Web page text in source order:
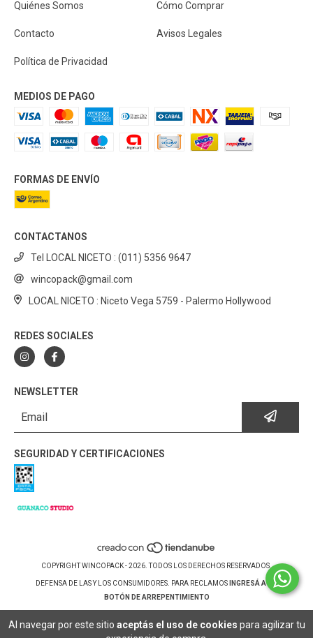
Al navegar por este sitio aceptás el uso de cookies para agilizar tu
Quiénes Somos Cómo Comprar
Contacto Avisos Legales
Política de Privacidad
MEDIOS DE PAGO
FORMAS DE ENVÍO
CONTACTANOS
Tel LOCAL NICETO : (011) 5356 9647
wincopack@gmail.com
LOCAL NICETO : Niceto Vega 5759 - Palermo Hollywood
REDES SOCIALES
NEWSLETTER
SEGURIDAD Y CERTIFICACIONES
COPYRIGHT WINCOPACK - 2026. TODOS LOS DERECHOS RESERVADOS.
DEFENSA DE LAS Y LOS CONSUMIDORES. PARA RECLAMOS
INGRESÁ ACÁ.
BOTÓN DE ARREPENTIMIENTO